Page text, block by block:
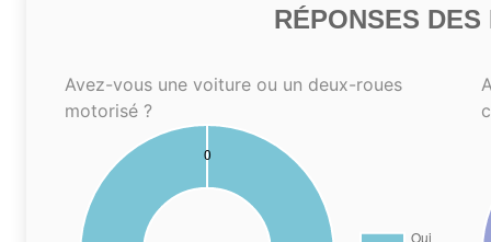
RÉPONSES
Avez-vous une voiture ou un deux-roues
motorisé ?